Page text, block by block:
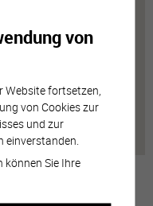
von
Website fortsetzen,
von Cookies zur
und zur
einverstanden.
können Sie Ihre